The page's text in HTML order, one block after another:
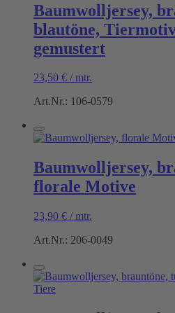
Baumwolljersey,
blautöne,
gemustert
23,50 € / mtr.
Art.Nr.: 106-0579
Baumwolljersey,
florale Motive
23,90 € / mtr.
Art.Nr.: 206-0049